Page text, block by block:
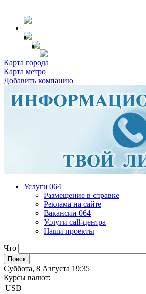
Карта города
Карта метро
Добавить компанию
Услуги 064
Размещение в справке
Реклама на сайте
Вакансии 064
Услуги call-центра
Наши проекты
Что
Суббота, 8 Августа 19:35
Курсы валют:
USD